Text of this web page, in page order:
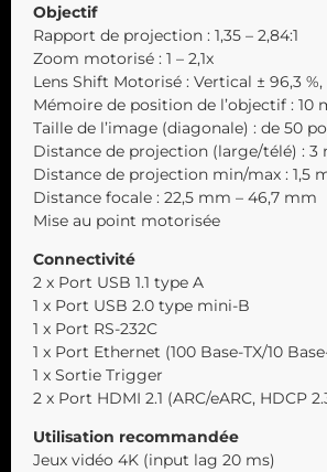
Objectif
Rapport de projection : 1,35 – 2,84:1
Zoom motorisé : 1 – 2,1x
Lens Shift Motorisé : Vertical ± 96,3 %,
Mémoire de position de l’objectif : 10
Taille de l’image (diagonale) : de 50
Distance de projection (large/télé) : 3
Distance de projection min/max : 1,5
Distance focale : 22,5 mm – 46,7 mm
Mise au point motorisée
Connectivité
2 x Port USB 1.1 type A
1 x Port USB 2.0 type mini-B
1 x Port RS-232C
1 x Port Ethernet (100 Base-TX/10
1 x Sortie Trigger
2 x Port HDMI 2.1 (ARC/eARC, HDCP
Utilisation recommandée
Jeux vidéo 4K (input lag 20 ms)